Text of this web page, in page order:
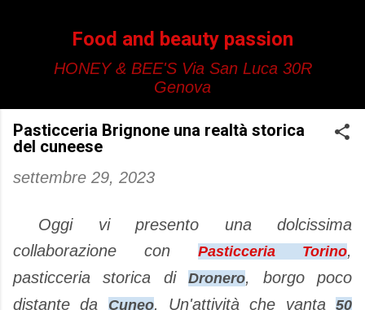
Food and beauty passion
HONEY & BEE'S Via San Luca 30R
Genova
Pasticceria Brignone una realtà storica
del cuneese
settembre 29, 2023
Oggi vi presento una dolcissima
collaborazione con Pasticceria Torino,
pasticceria storica diDronero, borgo poco
distante da
Cuneo. Un'attività che vanta50